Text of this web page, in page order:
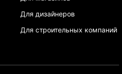
Для дизайнеров
Для строительных компаний